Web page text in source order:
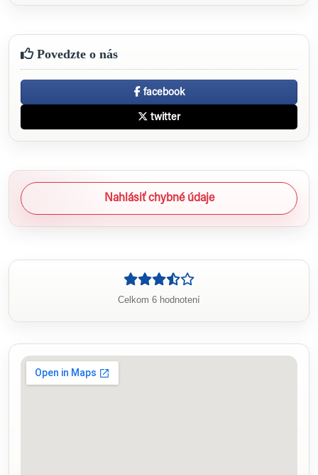
Povedzte o nás
facebook
twitter
Nahlásiť chybné údaje
Celkom 6 hodnotení